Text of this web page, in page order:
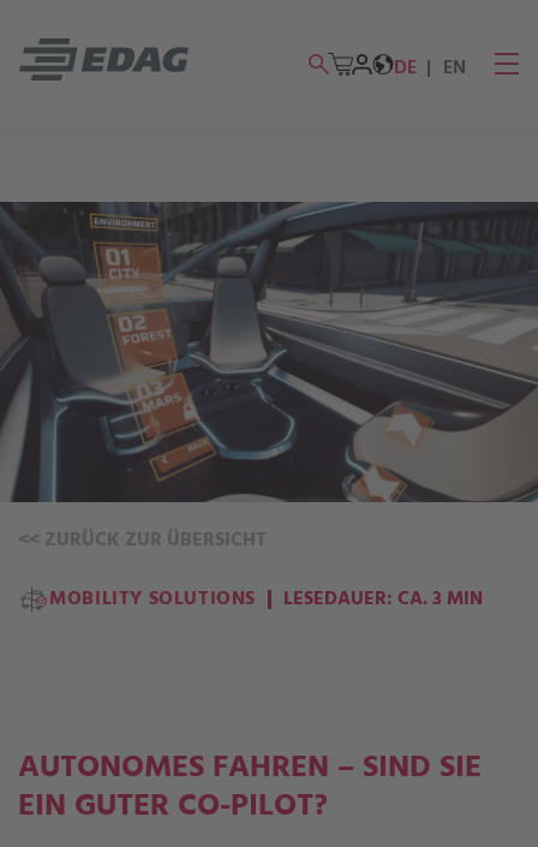
DE EN
<< ZURÜCK ZUR ÜBERSICHT
AUTONOMES FAHREN – SIND SIE
EIN GUTER CO-PILOT?
MOBILITY SOLUTIONS LESEDAUER: CA. 3 MIN